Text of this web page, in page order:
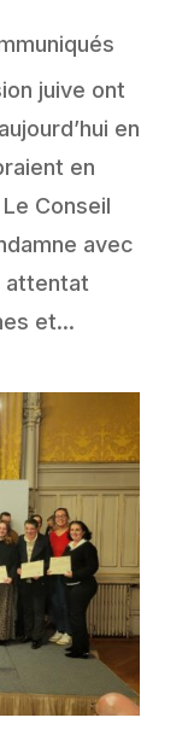
juive ont
en
en
Conseil
avec
attentat
et...